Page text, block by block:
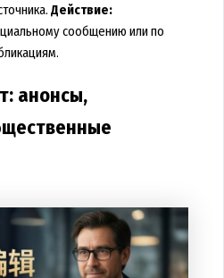
Действие:
сообщению или по
анонсы,